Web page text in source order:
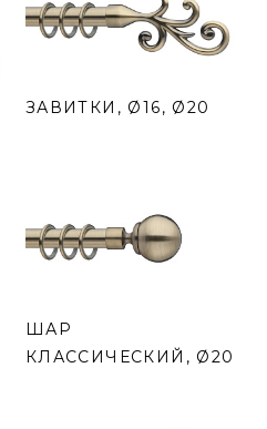
ЗАВИТКИ, Ø16, Ø20
ШАР
КЛАССИЧЕСКИЙ, Ø20